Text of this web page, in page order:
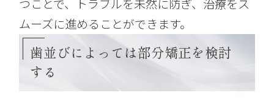
つことで、トラブルを未然に防ぎ、治療をス
ムーズに進めることができます。
歯並びによっては部分矯正を検討
する